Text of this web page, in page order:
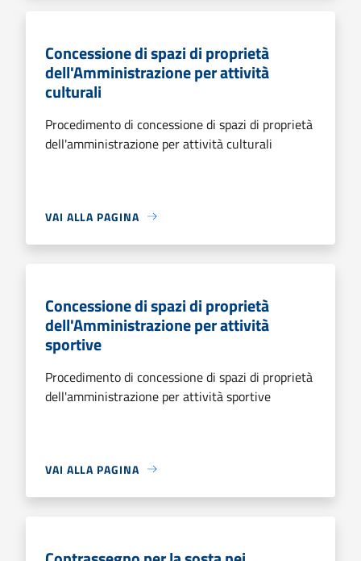
Concessione di spazi di proprietà
dell'Amministrazione per attività
culturali
Procedimento di concessione di spazi di proprietà
dell'amministrazione per attività culturali
VAI ALLA PAGINA
Concessione di spazi di proprietà
dell'Amministrazione per attività
sportive
Procedimento di concessione di spazi di proprietà
dell'amministrazione per attività sportive
VAI ALLA PAGINA